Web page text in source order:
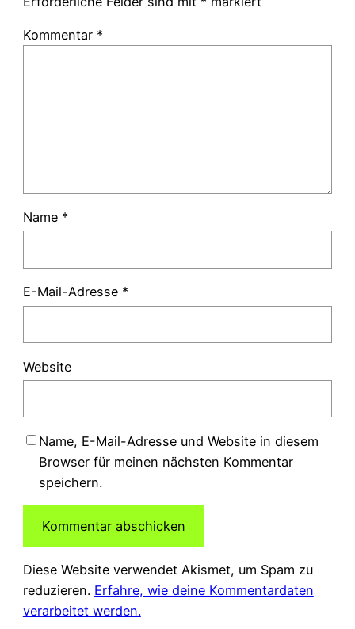
Kommentar *
Name *
E-Mail-Adresse *
Website
Name, E-Mail-Adresse und Website in diesem
Browser für meinen nächsten Kommentar
speichern.
Diese Website verwendet Akismet, um Spam zu
reduzieren. Erfahre, wie deine Kommentardaten
verarbeitet werden.